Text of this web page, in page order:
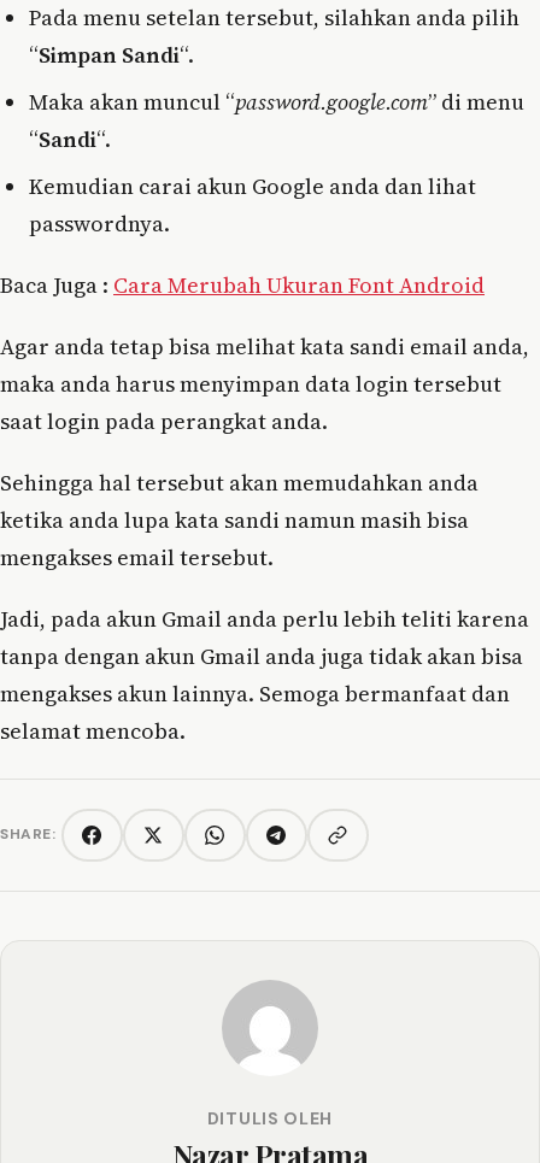
Pada menu setelan tersebut, silahkan anda pilih
“Simpan Sandi“.
Maka akan muncul “password.google.com” di menu
“Sandi“.
Kemudian carai akun Google anda dan lihat
passwordnya.
Baca Juga : Cara Merubah Ukuran Font Android
Agar anda tetap bisa melihat kata sandi email anda,
maka anda harus menyimpan data login tersebut
saat login pada perangkat anda.
Sehingga hal tersebut akan memudahkan anda
ketika anda lupa kata sandi namun masih bisa
mengakses email tersebut.
Jadi, pada akun Gmail anda perlu lebih teliti karena
tanpa dengan akun Gmail anda juga tidak akan bisa
mengakses akun lainnya. Semoga bermanfaat dan
selamat mencoba.
SHARE: FacebookTwitter/XWhatsAppTelegramCopy link
DITULIS OLEH
Nazar Pratama